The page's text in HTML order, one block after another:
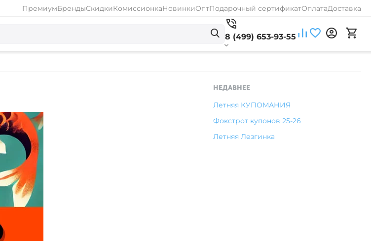
ПремиумБрендыСкидкиКомиссионкаНовинкиОптПодарочный сертификатОплатаДоставка
8 (499) 653-93-55
НЕДАВНЕЕ
Летняя КУПОМАНИЯ
Фокстрот купонов 25-26
Летняя Лезгинка